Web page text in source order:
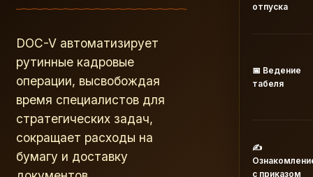
DOC-V автоматизирует
рутинные кадровые
операции, высвобождая
время специалистов для
стратегических задач,
сокращает расходы на
бумагу и доставку
отпуска
📅 Ведение
табеля
✍️
с приказом